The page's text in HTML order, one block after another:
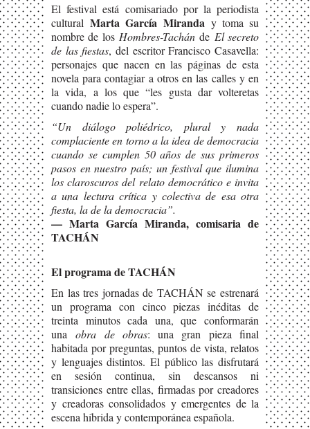
El festival está comisariado por la periodista
culturalMarta García Miranda y toma su
nombre de los Hombres-Tachán de El secreto
de las fiestas, del escritor Francisco Casavella:
personajes que nacen en las páginas de esta
novela para contagiar a otros en las calles y en
la vida, a los que “les gusta dar volteretas
cuando nadie lo espera”.
“Un diálogo poliédrico, plural y nada
complaciente en torno a la idea de democracia
cuando se cumplen 50 años de sus primeros
pasos en nuestro país; un festival que ilumina
los claroscuros del relato democrático e invita
a una lectura crítica y colectiva de esa otra
fiesta, la de la democracia”.
— Marta García Miranda, comisaria de
TACHÁN
El programa de TACHÁN
En las tres jornadas de TACHÁN se estrenará
un programa con cinco piezas inéditas de
treinta minutos cada una, que conformarán
unaobra de obras: una gran pieza final
habitada por preguntas, puntos de vista, relatos
y lenguajes distintos. El público las disfrutará
en sesión continua, sin descansos ni
transiciones entre ellas, firmadas por creadores
y creadoras consolidados y emergentes de la
escena híbrida y contemporánea española.